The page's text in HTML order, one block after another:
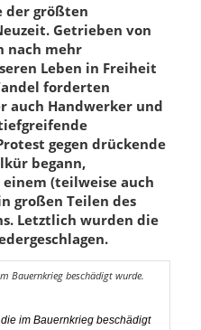
der größten
Getrieben von
nach mehr
Leben in Freiheit
forderten
auch Handwerker und
gegen drückende
begann,
(teilweise auch
großen Teilen des
Letztlich wurden die
im Bauernkrieg beschädigt